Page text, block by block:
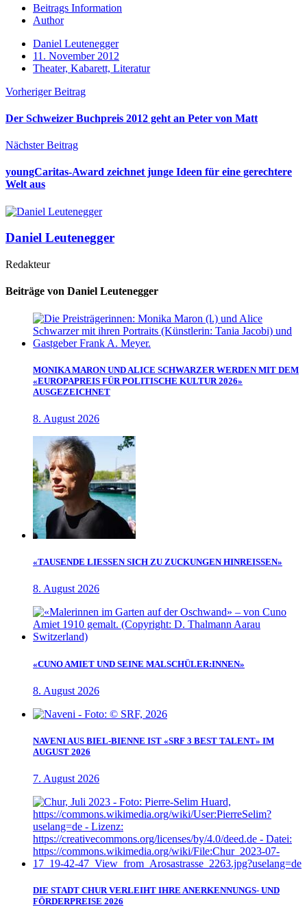
Beitrags Information
Author
Daniel Leutenegger
11. November 2012
Theater, Kabarett, Literatur
Vorheriger Beitrag
Der Schweizer Buchpreis 2012 geht an Peter von Matt
Nächster Beitrag
youngCaritas-Award zeichnet junge Ideen für eine gerechtere
Welt aus
Daniel Leutenegger
Redakteur
Beiträge von Daniel Leutenegger
MONIKA MARON UND ALICE SCHWARZER WERDEN MIT DEM
«EUROPAPREIS FÜR POLITISCHE KULTUR 2026»
AUSGEZEICHNET
8. August 2026
«TAUSENDE LIESSEN SICH ZU ZUCKUNGEN HINREISSEN»
8. August 2026
«CUNO AMIET UND SEINE MALSCHÜLER:INNEN»
8. August 2026
NAVENI AUS BIEL-BIENNE IST «SRF 3 BEST TALENT» IM
AUGUST 2026
7. August 2026
DIE STADT CHUR VERLEIHT IHRE ANERKENNUNGS- UND
FÖRDERPREISE 2026